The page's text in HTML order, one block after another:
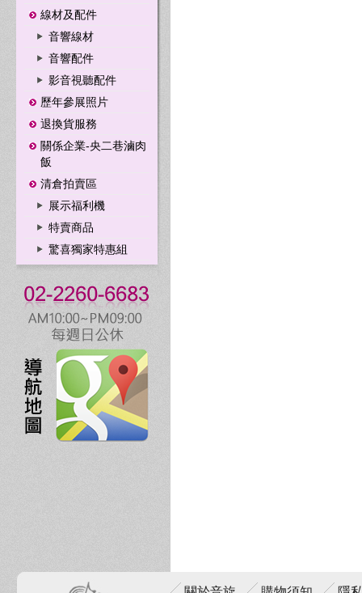
線材及配件
音響線材
音響配件
影音視聽配件
歷年參展照片
退換貨服務
關係企業-央二巷滷肉
飯
清倉拍賣區
展示福利機
特賣商品
驚喜獨家特惠組